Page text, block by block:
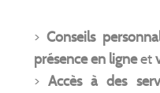
> Conseils
présence en ligneet
>Accès à des